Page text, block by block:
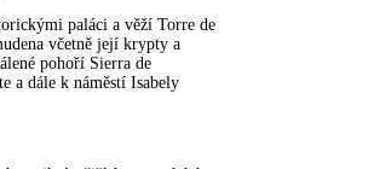
paláci a věží Torre de
včetně její krypty a
pohoří Sierra de
a dále k náměstí Isabely